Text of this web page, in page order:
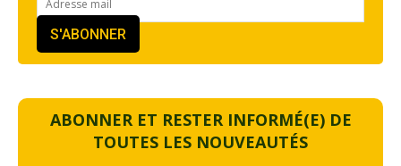
ABONNER ET RESTER INFORMÉ(E) DE
TOUTES LES NOUVEAUTÉS